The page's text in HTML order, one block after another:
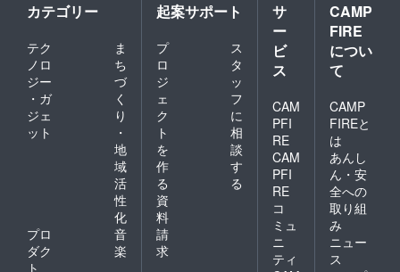
カテゴリー
テク
ノロ
ジー
・ガ
ジェ
ット
ま
ち
づ
く
り
・
地
域
活
性
化
プロ
ダク
ト
音
楽
起案サポート
プ
ロ
ジ
ェ
ク
ト
を
作
る
ス
タ
ッ
フ
に
相
談
す
る
資
料
請
求
サ
ー
ビ
ス
CAM
PFI
RE
CAM
PFI
RE
コ
ミュ
ニ
ティ
CAMP
FIRE
につい
て
CAMP
FIREと
は
あんし
ん・安
全への
取り組
み
ニュー
ス